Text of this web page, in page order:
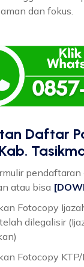
dan fokus.
Daftar
atau bisa
Fotocopy
dilegalisir
Fotocopy